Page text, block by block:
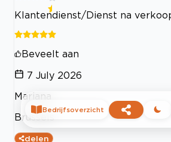
Klantendienst/Dienst na
Beveelt aan
7 July 2026
Mariana
Brussels
delen
Bedrijfsoverzicht